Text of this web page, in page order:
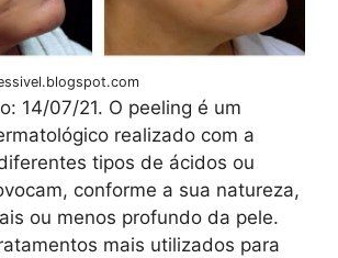
14/07/21. O peeling é um
realizado com a
tipos de ácidos ou
conforme a sua natureza,
ou menos profundo da pele.
mais utilizados para